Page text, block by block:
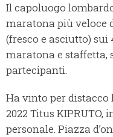
Il capoluogo
maratona più veloce
(fresco e asciutto)
maratona e staffetta,
partecipanti.
Ha vinto per
2022 Titus KIPRUTO,
personale. Piazza